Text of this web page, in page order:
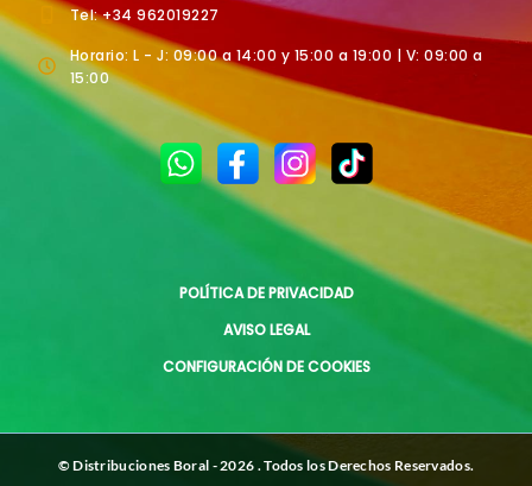
Tel: +34 962019227
Horario: L - J: 09:00 a 14:00 y 15:00 a 19:00 | V: 09:00 a
15:00
POLÍTICA DE PRIVACIDAD
AVISO LEGAL
CONFIGURACIÓN DE COOKIES
© Distribuciones Boral - 2026 . Todos los Derechos Reservados.